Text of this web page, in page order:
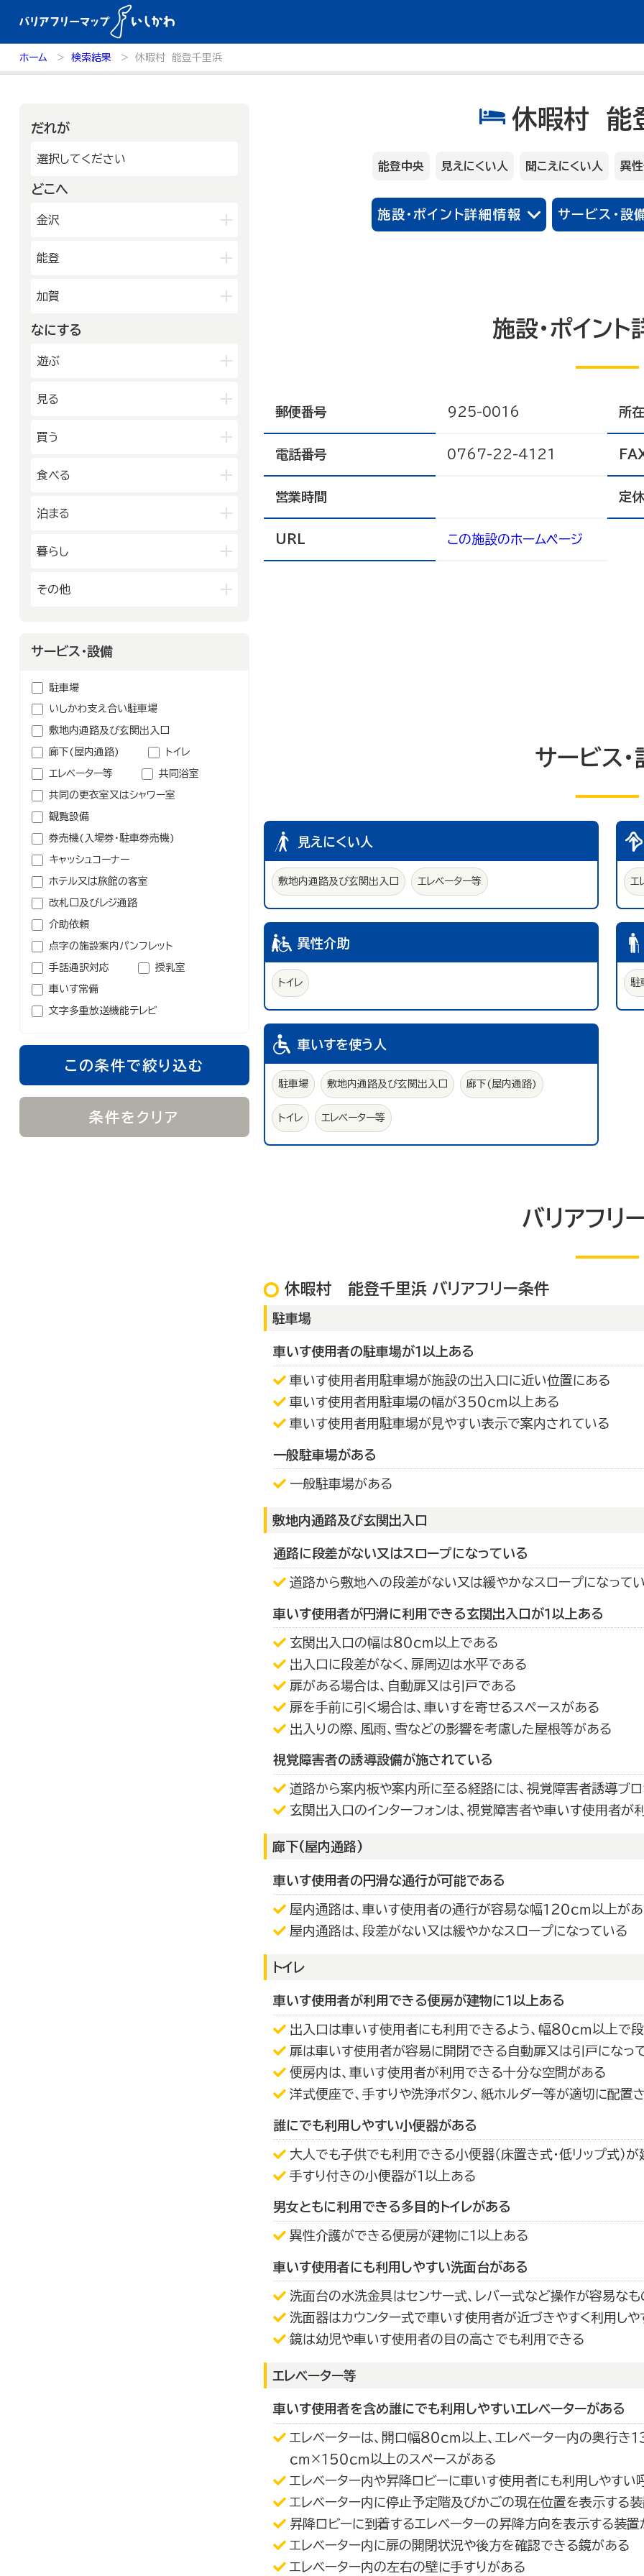
ホーム 検索結果 休暇村 能登千里浜
だれが
選択してください
どこへ
金沢
兼六園・金沢城・21世紀美術館周
辺
近江町市場周辺
金沢中央
能登
輪島朝市周辺
能登中央
加賀
山代温泉
なにする
遊ぶ
公園
見る
映画館
劇場・能楽堂
買う
デパート・ショッピングセンター
スーパーマーケット・コンビニ
その他の小売業
食べる
和食
テイクアウト・デリバリー
ファミリーレストラン
泊まる
旅館
その他の宿泊関連施設
暮らし
官公庁・県市町
介護・福祉関連
公民館・集会場・会館・研修所
塾・教室・カルチャースクール
美容院・理容店
冠婚葬祭業
郵便局・郵便業
その他のサービス業
その他
鉱業
サービス・設備
駐車場
いしかわ支え合い駐車場
敷地内通路及び玄関出入口
廊下(屋内通路) トイレ
エレベーター等 共同浴室
共同の更衣室又はシャワー室
観覧設備
券売機(入場券・駐車券売機)
キャッシュコーナー
ホテル又は旅館の客室
改札口及びレジ通路
介助依頼
点字の施設案内パンフレット
手話通訳対応 授乳室
車いす常備
文字多重放送機能テレビ
この条件で絞り込む
条件をクリア
休暇村 能
能登中央 見えにくい人 聞こえにくい人 異
施設・ポイント詳細情報 サービス・設
施設・ポイン
郵便番号 925-0016 所
電話番号 0767-22-4121
営業時間 定
URL この施設のホームページ
サービス
見えにくい人
敷地内通路及び玄関出入口 エレベーター等 エ
異性介助
トイレ 駐
車いすを使う人
駐車場 敷地内通路及び玄関出入口 廊下(屋内通路)
トイレ エレベーター等
バリアフリ
休暇村 能登千里浜 バリアフリー条件
駐車場
車いす使用者の駐車場が１以上ある
車いす使用者用駐車場が施設の出入口に近い位置にある
車いす使用者用駐車場の幅が３５０ｃｍ以上ある
車いす使用者用駐車場が見やすい表示で案内されている
一般駐車場がある
一般駐車場がある
敷地内通路及び玄関出入口
通路に段差がない又はスロープになっている
道路から敷地への段差がない又は緩やかなスロープになって
車いす使用者が円滑に利用できる玄関出入口が１以上ある
玄関出入口の幅は８０ｃｍ以上である
出入口に段差がなく、扉周辺は水平である
扉がある場合は、自動扉又は引戸である
扉を手前に引く場合は、車いすを寄せるスペースがある
出入りの際、風雨、雪などの影響を考慮した屋根等がある
視覚障害者の誘導設備が施されている
道路から案内板や案内所に至る経路には、視覚障害者誘導ブ
玄関出入口のインターフォンは、視覚障害者や車いす使用者が
廊下(屋内通路)
車いす使用者の円滑な通行が可能である
屋内通路は、車いす使用者の通行が容易な幅１２０ｃｍ以上が
屋内通路は、段差がない又は緩やかなスロープになっている
トイレ
車いす使用者が利用できる便房が建物に１以上ある
出入口は車いす使用者にも利用できるよう、幅８０ｃｍ以上で
扉は車いす使用者が容易に開閉できる自動扉又は引戸になっ
便房内は、車いす使用者が利用できる十分な空間がある
洋式便座で、手すりや洗浄ボタン、紙ホルダー等が適切に配置
誰にでも利用しやすい小便器がある
大人でも子供でも利用できる小便器（床置き式・低リップ式）が
手すり付きの小便器が１以上ある
男女ともに利用できる多目的トイレがある
異性介護ができる便房が建物に１以上ある
車いす使用者にも利用しやすい洗面台がある
洗面台の水洗金具はセンサー式、レバー式など操作が容易な
洗面器はカウンター式で車いす使用者が近づきやすく利用しや
鏡は幼児や車いす使用者の目の高さでも利用できる
エレベーター等
車いす使用者を含め誰にでも利用しやすいエレベーターがある
エレベーターは、開口幅８０ｃｍ以上、エレベーター内の奥行き１
ｃｍ×１５０ｃｍ以上のスペースがある
エレベーター内や昇降ロビーに車いす使用者にも利用しやすい
エレベーター内に停止予定階及びかごの現在位置を表示する
昇降ロビーに到着するエレベーターの昇降方向を表示する装置
エレベーター内に扉の開閉状況や後方を確認できる鏡がある
エレベーター内の左右の壁に手すりがある